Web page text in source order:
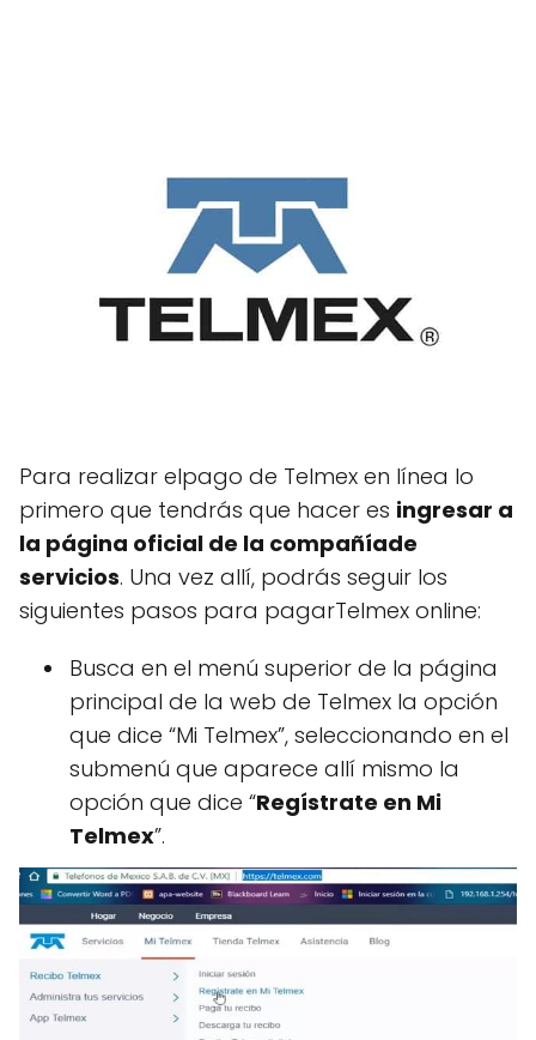
Para realizar elpago de Telmex en línea lo
primero que tendrás que hacer es ingresar a
la página oficial de la compañíade
servicios. Una vez allí, podrás seguir los
siguientes pasos para pagarTelmex online:
Busca en el menú superior de la página
principal de la web de Telmex la opción
que dice “Mi Telmex”, seleccionando en el
submenú que aparece allí mismo la
opción que dice “Regístrate en Mi
Telmex”.